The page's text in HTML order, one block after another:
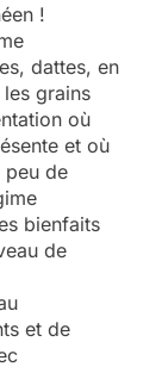
!
dattes, en
grains
où
et où
peu de
bienfaits
de
et de